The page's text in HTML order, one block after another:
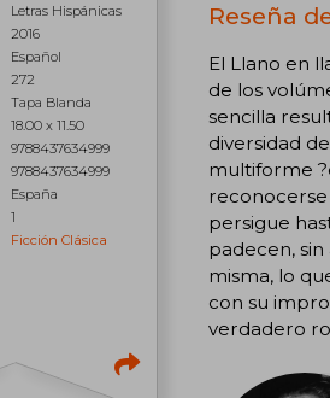
Letras Hispánicas
2016
Español
272
Tapa Blanda
18.00 x 11.50
9788437634999
9788437634999
España
1
Ficción Clásica
Reseña
El Llano en
de los
sencilla
diversidad
multiforme
reconocerse
persigue
padecen,
misma, lo
con su
verdadero